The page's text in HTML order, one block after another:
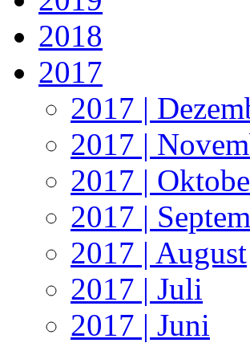
2018
2017
2017 |
2017 |
2017 |
2017 |
2017 | August
2017 | Juli
2017 | Juni